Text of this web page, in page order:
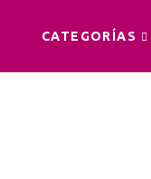
CATEGORÍAS